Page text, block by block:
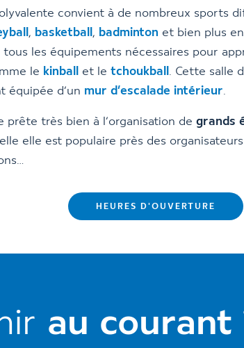
convient à de nombreux sports
, basketball , badminton et bien plus
les équipements nécessaires pour
le kinball et le tchoukball . Cette salle
équipée d’un mur d’escalade intérieur.
prête très bien à l’organisation de grands
elle est populaire près des
HEURES D'OUVERTURE
au courant